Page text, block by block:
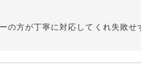
の方が丁寧に対応してくれ失敗せ